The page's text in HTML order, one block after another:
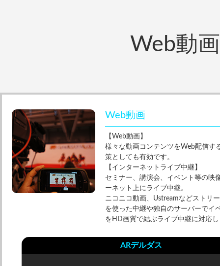
Web動
Web動画
【Web動画】
様々な動画コンテンツをWeb配信す
策としても有効です。
【インターネットライブ中継】
セミナー、講演会、イベント等の映
ーネット上にライブ中継。
ニコニコ動画、Ustreamなどストリ
を使った中継や独自のサーバーでイ
をHD画質で結ぶライブ中継に対応
ARデルダス